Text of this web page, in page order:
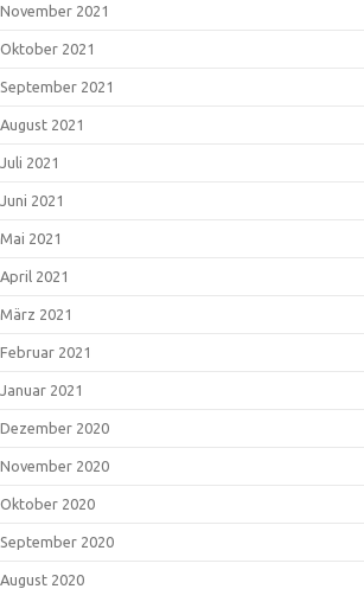
November 2021
Oktober 2021
September 2021
August 2021
Juli 2021
Juni 2021
Mai 2021
April 2021
März 2021
Februar 2021
Januar 2021
Dezember 2020
November 2020
Oktober 2020
September 2020
August 2020